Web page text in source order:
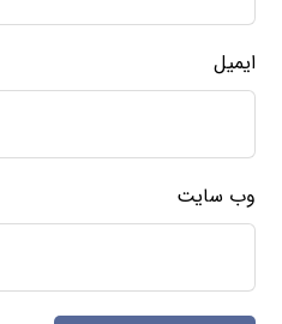
ایمیل
وب‌ سایت